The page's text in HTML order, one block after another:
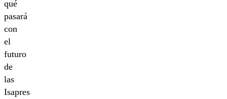
qué
pasará
con
el
futuro
de
las
Isapres